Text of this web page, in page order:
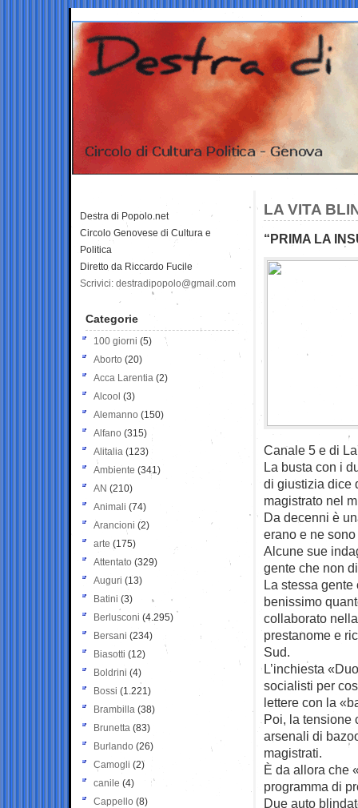
LA VITA
“PRIMA LA
Canale 5 e di
La busta con i
di giustizia dice
magistrato nel
Da decenni è
erano e ne
Alcune sue
gente che non
La stessa
benissimo
collaborato
prestanome e
Sud.
L’inchiesta
socialisti per
lettere con la
Poi, la tensione
arsenali di
magistrati.
È da allora che
programma di
Due auto
Destra di Popolo.net
Circolo Genovese di Cultura e
Politica
Diretto da Riccardo Fucile
Scrivici: destradipopolo@gmail.com
Categorie
100 giorni (5)
Aborto (20)
Acca Larentia (2)
Alcool (3)
Alemanno (150)
Alfano (315)
Alitalia (123)
Ambiente (341)
AN (210)
Animali (74)
Arancioni (2)
arte (175)
Attentato (329)
Auguri (13)
Batini (3)
Berlusconi (4.295)
Bersani (234)
Biasotti (12)
Boldrini (4)
Bossi (1.221)
Brambilla (38)
Brunetta (83)
Burlando (26)
Camogli (2)
canile (4)
Cappello (8)